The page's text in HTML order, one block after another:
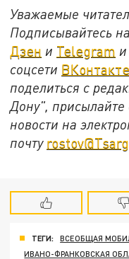
Уважаемые
Подписывайтесь
Дзен и Telegram
соцсети ВКонтакте
поделиться с
Дону",
новости на
почту
ТЕГИ: ВСЕОБЩАЯ
ИВАНО-ФРАНКОВСКАЯ